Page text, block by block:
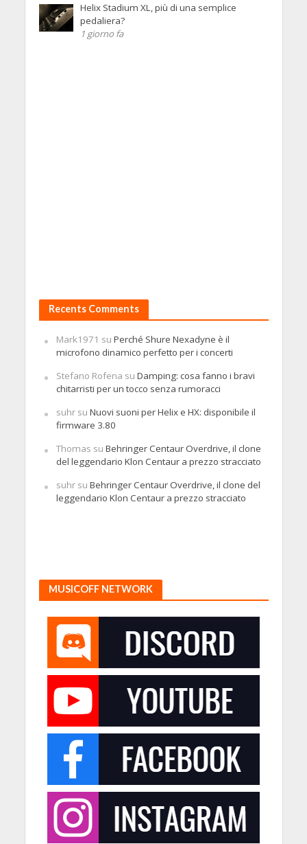
Helix Stadium XL, più di una semplice
pedaliera?
1 giorno fa
Recents Comments
Mark1971 su Perché Shure Nexadyne è il
microfono dinamico perfetto per i concerti
Stefano Rofena su Damping: cosa fanno i bravi
chitarristi per un tocco senza rumoracci
suhrsu Nuovi suoni per Helix e HX: disponibile il
firmware 3.80
Thomas su Behringer Centaur Overdrive, il clone
del leggendario Klon Centaur a prezzo stracciato
suhrsu Behringer Centaur Overdrive, il clone del
leggendario Klon Centaur a prezzo stracciato
MUSICOFF NETWORK